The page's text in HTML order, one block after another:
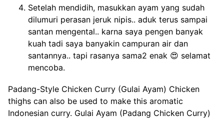
Setelah mendidih, masukkan ayam yang sudah
dilumuri perasan jeruk nipis.. aduk terus sampai
santan mengental.. karna saya pengen banyak
kuah tadi saya banyakin campuran air dan
santannya.. tapi rasanya sama2 enak 😍 selamat
mencoba.
Padang-Style Chicken Curry (Gulai Ayam) Chicken
thighs can also be used to make this aromatic
Indonesian curry. Gulai Ayam (Padang Chicken Curry)